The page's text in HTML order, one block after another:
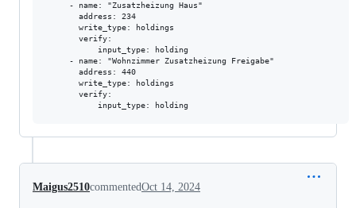
     - name: "Zusatzheizung Haus"
       address: 234
       write_type: holdings
       verify:
           input_type: holding
     - name: "Wohnzimmer Zusatzheizung Freigabe"
       address: 440
       write_type: holdings
       verify:
Maigus2510commentedOct 14, 2024